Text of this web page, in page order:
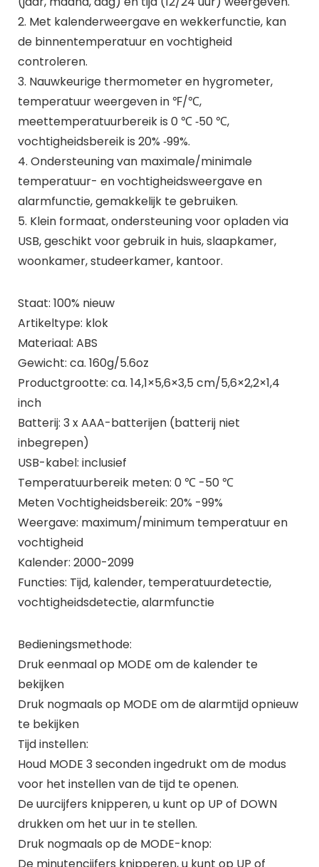
2. Met kalenderweergave en wekkerfunctie, kan
de binnentemperatuur en vochtigheid
controleren.
3. Nauwkeurige thermometer en hygrometer,
temperatuur weergeven in ℉/℃,
meettemperatuurbereik is 0 ℃ ‑50 ℃,
vochtigheidsbereik is 20% ‑99%.
4. Ondersteuning van maximale/minimale
temperatuur- en vochtigheidsweergave en
alarmfunctie, gemakkelijk te gebruiken.
5. Klein formaat, ondersteuning voor opladen via
USB, geschikt voor gebruik in huis, slaapkamer,
woonkamer, studeerkamer, kantoor.
Staat: 100% nieuw
Artikeltype: klok
Materiaal: ABS
Gewicht: ca. 160g/5.6oz
Productgrootte: ca. 14,1×5,6×3,5 cm/5,6×2,2×1,4
inch
Batterij: 3 x AAA-batterijen (batterij niet
inbegrepen)
USB-kabel: inclusief
Temperatuurbereik meten: 0 ℃ -50 ℃
Meten Vochtigheidsbereik: 20% -99%
Weergave: maximum/minimum temperatuur en
vochtigheid
Kalender: 2000-2099
Functies: Tijd, kalender, temperatuurdetectie,
vochtigheidsdetectie, alarmfunctie
Bedieningsmethode:
Druk eenmaal op MODE om de kalender te
bekijken
Druk nogmaals op MODE om de alarmtijd opnieuw
te bekijken
Tijd instellen:
Houd MODE 3 seconden ingedrukt om de modus
voor het instellen van de tijd te openen.
De uurcijfers knipperen, u kunt op UP of DOWN
drukken om het uur in te stellen.
Druk nogmaals op de MODE-knop:
De minutencijfers knipperen, u kunt op UP of